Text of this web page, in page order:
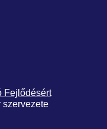
Fejlődésért